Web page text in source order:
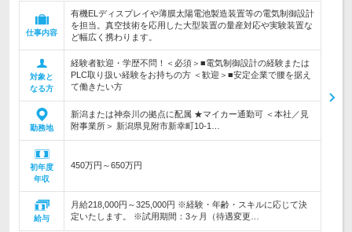
仕事内容
有機ELディスプレイや薄膜太陽電池製造装置等の電気制御設計
を担当。真空技術を応用した大型装置の量産対応や実験装置な
ど幅広く携わります。
対象と
なる方
経験者歓迎・学歴不問！＜必須＞■電気制御設計の経験または
PLC取り扱い経験をお持ちの方 ＜歓迎＞■安定企業で腰を据え
て働きたい方
勤務地
新潟または神奈川の拠点に配属 ★マイカー通勤可 ＜本社／見
附事業所＞ 新潟県見附市新幸町10-1…
初年度
年収
450万円～650万円
給与
月給218,000円～325,000円 ※経験・年齢・スキルに応じて決
定いたします。 ※試用期間：3ヶ月（待遇変更…